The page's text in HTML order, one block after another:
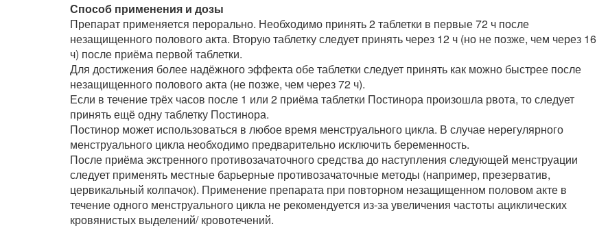
Способ применения и дозы
Препарат применяется перорально. Необходимо принять 2 таблетки в первые 72 ч после
незащищенного полового акта. Вторую таблетку следует принять через 12 ч (но не позже, чем через 16
ч) после приёма первой таблетки.
Для достижения более надёжного эффекта обе таблетки следует принять как можно быстрее после
незащищенного полового акта (не позже, чем через 72 ч).
Если в течение трёх часов после 1 или 2 приёма таблетки Постинора произошла рвота, то следует
принять ещё одну таблетку Постинора.
Постинор может использоваться в любое время менструального цикла. В случае нерегулярного
менструального цикла необходимо предварительно исключить беременность.
После приёма экстренного противозачаточного средства до наступления следующей менструации
следует применять местные барьерные противозачаточные методы (например, презерватив,
цервикальный колпачок). Применение препарата при повторном незащищенном половом акте в
течение одного менструального цикла не рекомендуется из-за увеличения частоты ациклических
кровянистых выделений/ кровотечений.